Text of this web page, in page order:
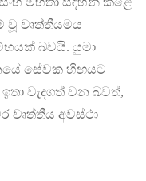
වූ වෘත්තීයමය
බවයි. යුමා
සේවක හිඟයට
වැදගත් වන බවත්,
වෘත්තීය අවස්ථා